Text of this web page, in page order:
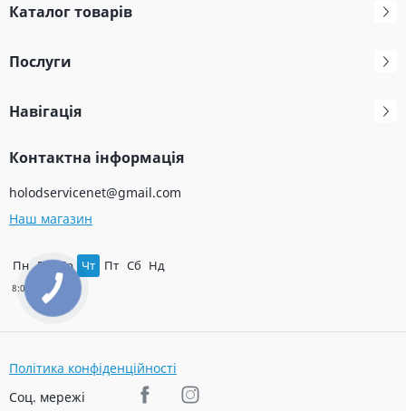
Каталог товарів
Послуги
Навігація
Контактна інформація
holodservicenet@gmail.com
Наш магазин
Пн Вт Ср Чт Пт Сб Нд
Політика конфіденційності
Соц. мережі